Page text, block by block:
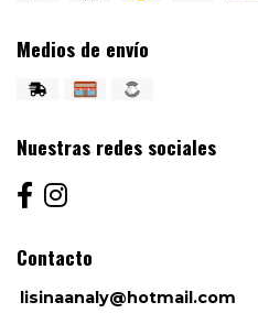
Medios de envío
Nuestras redes sociales
Contacto
lisinaanaly@hotmail.com